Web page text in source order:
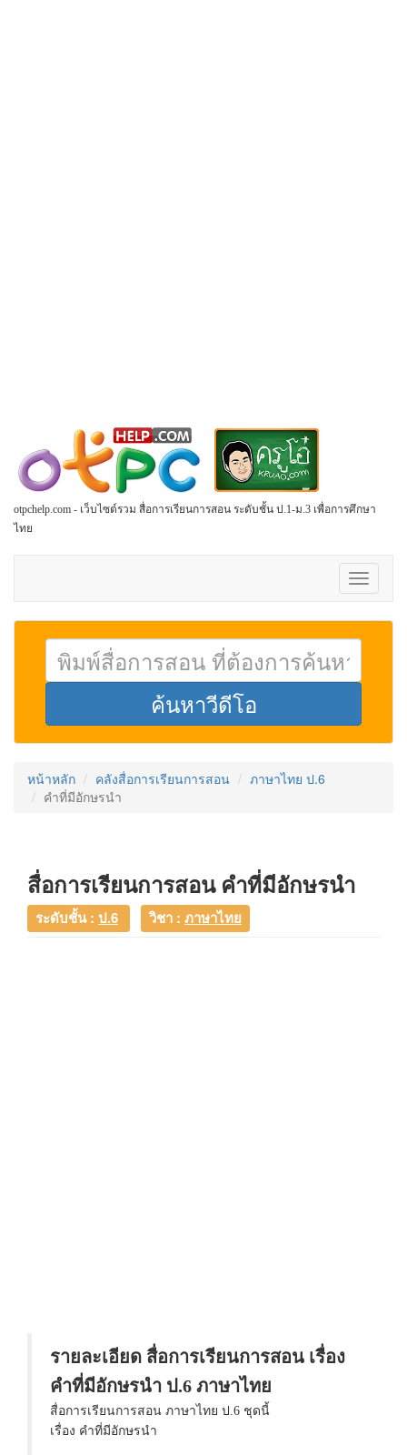
otpchelp.com - เว็บไซต์รวม สื่อการเรียนการสอน ระดับชั้น ป.1-ม.3 เพื่อการศึกษา
ไทย
Toggle
หน้าหลัก คลังสื่อการเรียนการสอน
ภาษาไทย ป.6
คำที่มีอักษรนำ
สื่อการเรียนการสอน คำที่มีอักษรนำ
ระดับชั้น : ป.6 วิชา : ภาษาไทย
รายละเอียด สื่อการเรียนการสอน เรื่อง
คำที่มีอักษรนำ ป.6 ภาษาไทย
สื่อการเรียนการสอน ภาษาไทย ป.6 ชุดนี้
เรื่อง คำที่มีอักษรนำ